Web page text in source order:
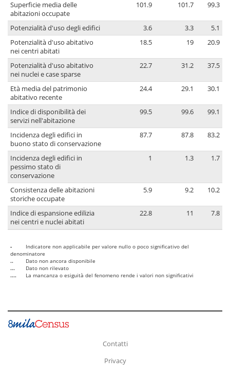
Superficie media delle
abitazioni occupate
101.9 101.7 99.3
Potenzialità d'uso degli edifici 3.6 3.3
5.1
Potenzialità d'uso abitativo
nei centri abitati
18.5 19 20.9
Potenzialità d'uso abitativo
nei nuclei e case sparse
22.7 31.2 37.5
Età media del patrimonio
abitativo recente
24.4 29.1 30.1
Indice di disponibilità dei
servizi nell'abitazione
99.5 99.6 99.1
Incidenza degli edifici in
buono stato di conservazione
87.7 87.8 83.2
Incidenza degli edifici in
pessimo stato di
conservazione
1 1.3 1.7
Consistenza delle abitazioni
storiche occupate
5.9 9.2 10.2
Indice di espansione edilizia
nei centri e nuclei abitati
22.8 11 7.8
-
Indicatore non applicabile per valore nullo o poco significativo del
denominatore
..
Dato non ancora disponibile
...
Dato non rilevato
....
La mancanza o esiguità del fenomeno rende i valori non significativi
Contatti
Privacy